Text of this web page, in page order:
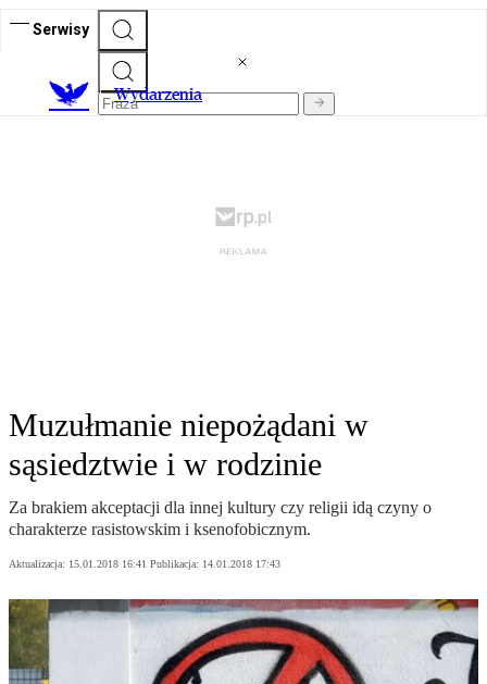
Serwisy
Wydarzenia
Muzułmanie niepożądani w
sąsiedztwie i w rodzinie
Za brakiem akceptacji dla innej kultury czy religii idą czyny o
charakterze rasistowskim i ksenofobicznym.
Aktualizacja: 15.01.2018 16:41 Publikacja: 14.01.2018 17:43